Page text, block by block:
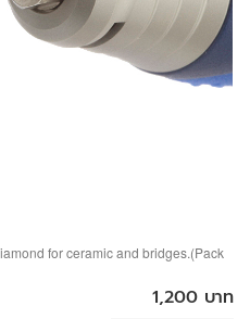
for ceramic and bridges.(Pack
1,200 บาท